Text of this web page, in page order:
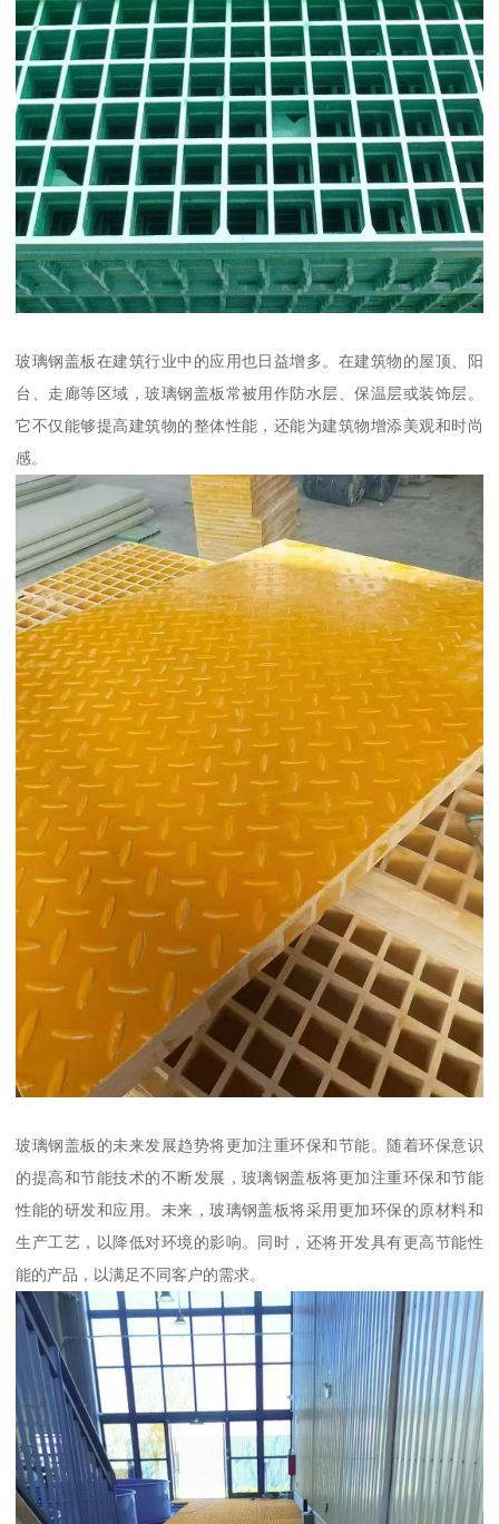
玻璃钢盖板在建筑行业中的应用也日益增多。在建筑物的屋顶、阳
台、走廊等区域，玻璃钢盖板常被用作防水层、保温层或装饰层。
它不仅能够提高建筑物的整体性能，还能为建筑物增添美观和时尚
感。
玻璃钢盖板的未来发展趋势将更加注重环保和节能。随着环保意识
的提高和节能技术的不断发展，玻璃钢盖板将更加注重环保和节能
性能的研发和应用。未来，玻璃钢盖板将采用更加环保的原材料和
生产工艺，以降低对环境的影响。同时，还将开发具有更高节能性
能的产品，以满足不同客户的需求。